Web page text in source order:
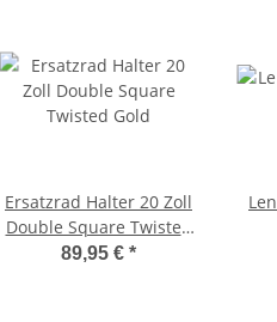
Ersatzrad Halter 20 Zoll
Double Square Twisted
Gold
89,95 € *